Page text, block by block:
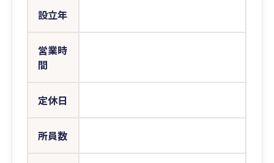
設立年
営業時
間
定休日
所員数